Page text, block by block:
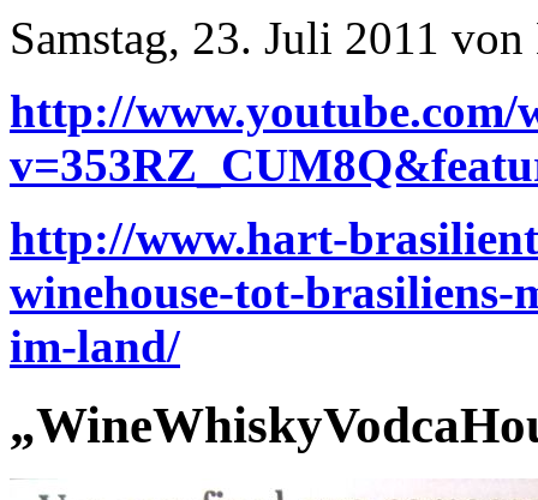
Samstag, 23. Juli 2011
http://www.youtube.com/
http://www.hart-
winehouse-tot-
im-land/